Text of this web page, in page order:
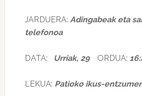
JARDUERA: Adingabeak eta
telefonoa
DATA: Urriak, 29ORDUA:
LEKUA: Patioko ikus-